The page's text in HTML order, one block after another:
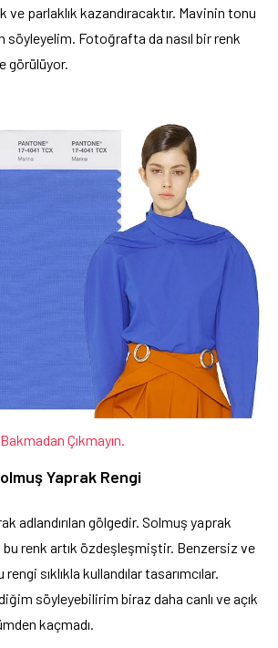
parlaklık kazandıracaktır. Mavinin tonu
söyleyelim. Fotoğrafta da nasıl bir renk
görülüyor.
Çıkmayın.
Yaprak Rengi
adlandırılan gölgedir. Solmuş yaprak
bu renk artık özdeşleşmiştir. Benzersiz ve
sıklıkla kullandılar tasarımcılar.
söyleyebilirim biraz daha canlı ve açık
kaçmadı.